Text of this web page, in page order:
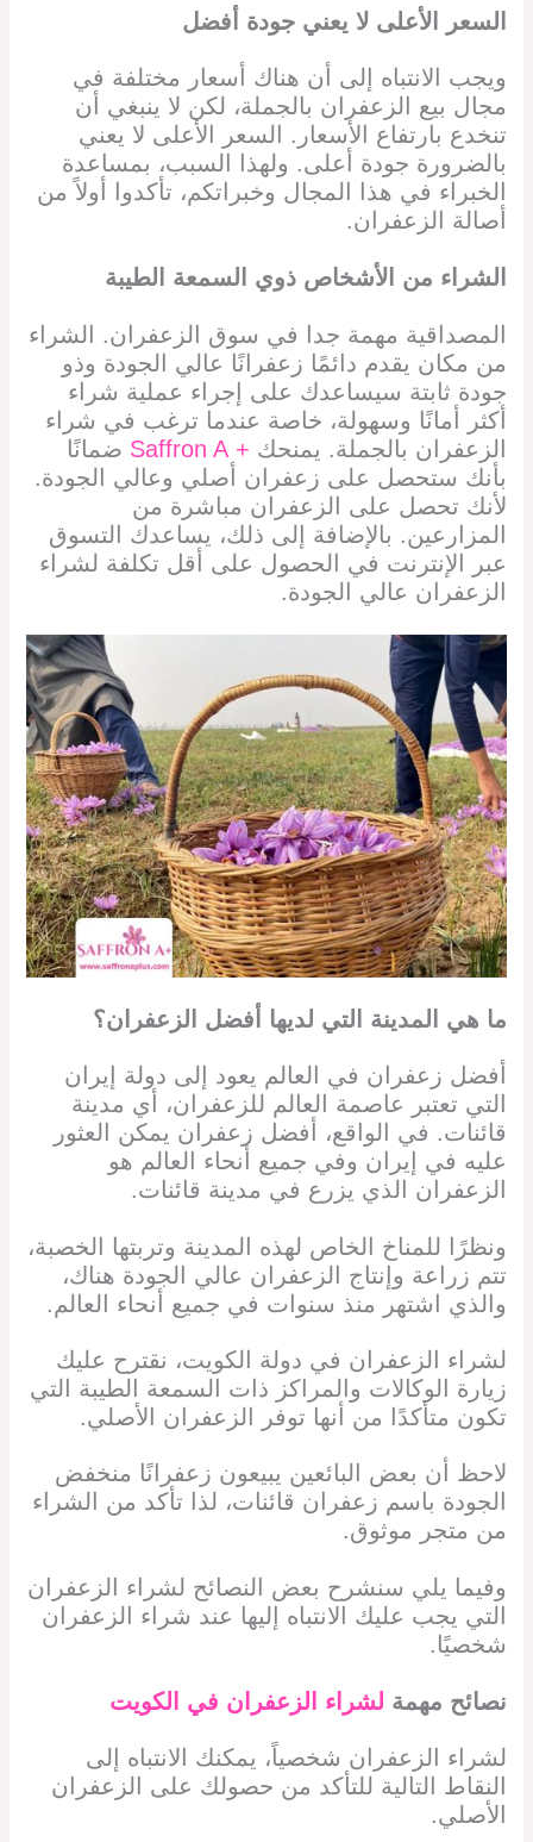
السعر الأعلى لا يعني جودة أفضل
ويجب الانتباه إلى أن هناك أسعار مختلفة في
مجال بيع الزعفران بالجملة، لكن لا ينبغي أن
تنخدع بارتفاع الأسعار. السعر الأعلى لا يعني
بالضرورة جودة أعلى. ولهذا السبب، بمساعدة
الخبراء في هذا المجال وخبراتكم، تأكدوا أولاً من
أصالة الزعفران.
الشراء من الأشخاص ذوي السمعة الطيبة
المصداقية مهمة جدا في سوق الزعفران. الشراء
من مكان يقدم دائمًا زعفرانًا عالي الجودة وذو
جودة ثابتة سيساعدك على إجراء عملية شراء
أكثر أمانًا وسهولة، خاصة عندما ترغب في شراء
الزعفران بالجملة. يمنحك + Saffron A
ضمانًا
بأنك ستحصل على زعفران أصلي وعالي الجودة.
لأنك تحصل على الزعفران مباشرة من
المزارعين. بالإضافة إلى ذلك، يساعدك التسوق
عبر الإنترنت في الحصول على أقل تكلفة لشراء
الزعفران عالي الجودة.
ما هي المدينة التي لديها أفضل الزعفران؟
أفضل زعفران في العالم يعود إلى دولة إيران
التي تعتبر عاصمة العالم للزعفران، أي مدينة
قائنات. في الواقع، أفضل زعفران يمكن العثور
عليه في إيران وفي جميع أنحاء العالم هو
الزعفران الذي يزرع في مدينة قائنات.
ونظرًا للمناخ الخاص لهذه المدينة وتربتها الخصبة،
تتم زراعة وإنتاج الزعفران عالي الجودة هناك،
والذي اشتهر منذ سنوات في جميع أنحاء العالم.
لشراء الزعفران في دولة الكويت، نقترح عليك
زيارة الوكالات والمراكز ذات السمعة الطيبة التي
تكون متأكدًا من أنها توفر الزعفران الأصلي.
لاحظ أن بعض البائعين يبيعون زعفرانًا منخفض
الجودة باسم زعفران قائنات، لذا تأكد من الشراء
من متجر موثوق.
وفيما يلي سنشرح بعض النصائح لشراء الزعفران
التي يجب عليك الانتباه إليها عند شراء الزعفران
شخصيًا.
نصائح مهمة لشراء الزعفران في الكويت
لشراء الزعفران شخصياً، يمكنك الانتباه إلى
النقاط التالية للتأكد من حصولك على الزعفران
الأصلي.